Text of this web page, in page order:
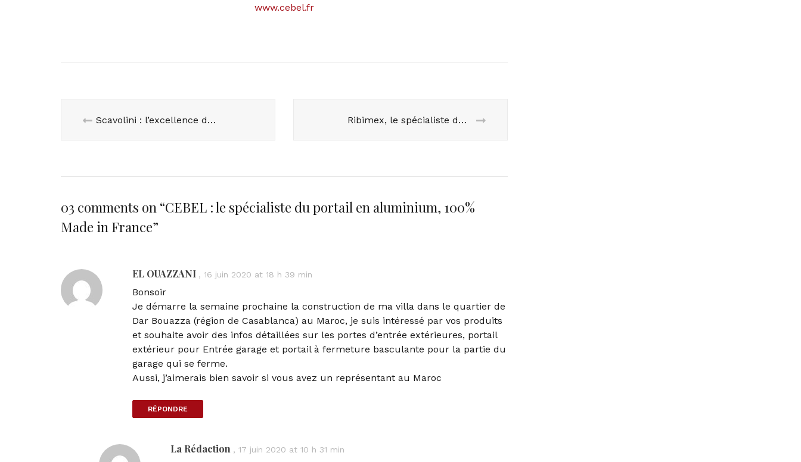
www.cebel.fr
Scavolini : l’excellence du design italien pour meubler votre maison Ribimex, le spécialiste du matériel de bricolage et de jardinage
03 comments on “CEBEL : le spécialiste du portail en aluminium, 100%
Made in France”
EL OUAZZANI , 16 juin 2020 at 18 h 39 min
Bonsoir
Je démarre la semaine prochaine la construction de ma villa dans le quartier de
Dar Bouazza (région de Casablanca) au Maroc, je suis intéressé par vos produits
et souhaite avoir des infos détaillées sur les portes d’entrée extérieures, portail
extérieur pour Entrée garage et portail à fermeture basculante pour la partie du
garage qui se ferme.
Aussi, j’aimerais bien savoir si vous avez un représentant au Maroc
RÉPONDRE
La Rédaction , 17 juin 2020 at 10 h 31 min